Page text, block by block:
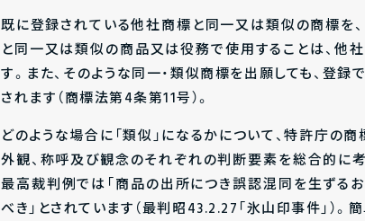
既に登録されている他社商標と同一又は類似の商標を
と同一又は類似の商品又は役務で使用することは、他
す。また、そのような同一・類似商標を出願しても、登
されます（商標法第4条第11号）。
どのような場合に「類似」になるかについて、特許庁の
外観、称呼及び観念のそれぞれの判断要素を総合的に考
最高裁判例では「商品の出所につき誤認混同を生ずる
べき」とされています（最判昭43.2.27「氷山印事件」）。簡